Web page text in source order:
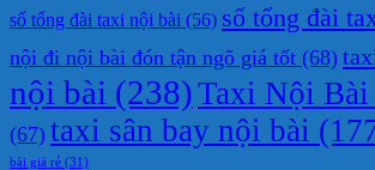
số tổng đài taxi nội bài (56) số tổng đài
nội đi nội bài đón tận ngõ giá tốt (68)
nội bài (238)Taxi Nội Bài
(67) taxi sân bay nội bài
bài giá rẻ (31)